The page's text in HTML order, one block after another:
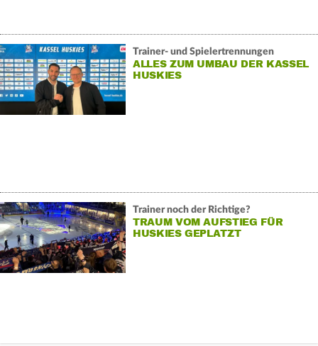
Trainer- und Spielertrennungen
ALLES ZUM UMBAU DER KASSEL
HUSKIES
Trainer noch der Richtige?
TRAUM VOM AUFSTIEG FÜR
HUSKIES GEPLATZT